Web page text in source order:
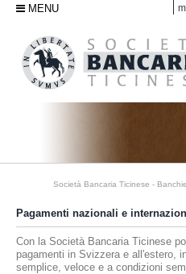
MENU
Società Bancaria Ticinese -
Pagamenti nazionali e
Con la Società Bancaria Ticinese
pagamenti in Svizzera e all'estero,
semplice, veloce e a condizioni